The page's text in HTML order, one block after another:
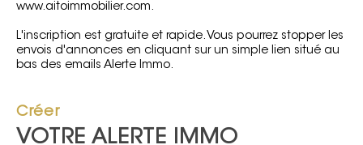
www.aitoimmobilier.com.
L'inscription est gratuite et rapide. Vous pourrez stopper les
envois d'annonces en cliquant sur un simple lien situé au
bas des emails Alerte Immo.
Créer
VOTRE ALERTE IMMO